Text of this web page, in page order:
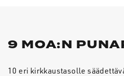
9 MOA:N
10 eri kirkkaustasolle